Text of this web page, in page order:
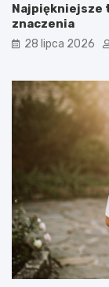
Najpiękniejsze
znaczenia
28 lipca 2026